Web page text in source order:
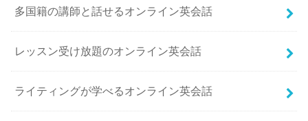
多国籍の講師と話せるオンライン英会話
レッスン受け放題のオンライン英会話
ライティングが学べるオンライン英会話